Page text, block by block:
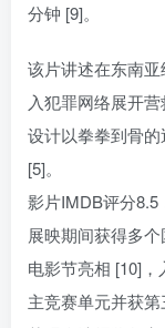
分钟 [9]。
该片讲述在东南
入犯罪网络展开
设计以拳拳到骨
[5]。
影片IMDB评分8.5
展映期间获得多
电影节亮相 [10]
主竞赛单元并获